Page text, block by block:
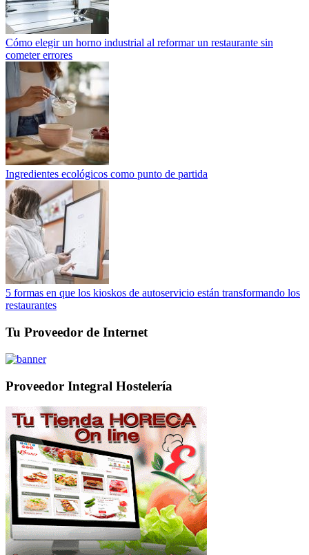
Cómo elegir un horno industrial al reformar un restaurante sin
cometer errores
Ingredientes ecológicos como punto de partida
5 formas en que los kioskos de autoservicio están transformando los
restaurantes
Tu Proveedor de Internet
Proveedor Integral Hostelería